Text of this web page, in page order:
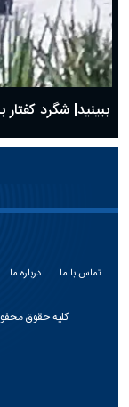
ببینید| شگرد
تماس با ما درباره ما
کلیه حقوق